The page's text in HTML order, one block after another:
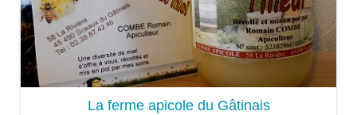
La ferme apicole du Gâtinais